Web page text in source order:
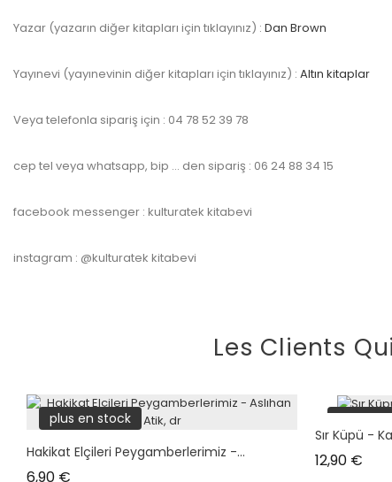
Yazar (yazarın diğer kitapları için tıklayınız) : Dan Brown
Yayınevi (yayınevinin diğer kitapları için tıklayınız) : Altın kitaplar
Veya telefonla sipariş için : 04 78 52 39 78
cep tel veya whatsapp, bip … den sipariş : 06 24 88 34 15
facebook messenger : kulturatek kitabevi
instagram : @kulturatek kitabevi
Les Clients
plus en stock
Hakikat Elçileri Peygamberlerimiz -...
6,90 €
plus en
Sır Küpü -
12,90 €